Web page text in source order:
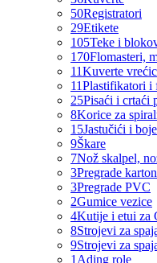
50Registratori
29Etikete
105Teke i
170Flomasteri,
11Kuverte
11Plastifikatori i
25Pisaći i crtaći
8Korice za
15Jastučići i
9Škare
7Nož skalpel,
3Pregrade
3Pregrade PVC
2Gumice vezice
4Kutije i etui za
8Strojevi za
9Strojevi za
1 Ading role